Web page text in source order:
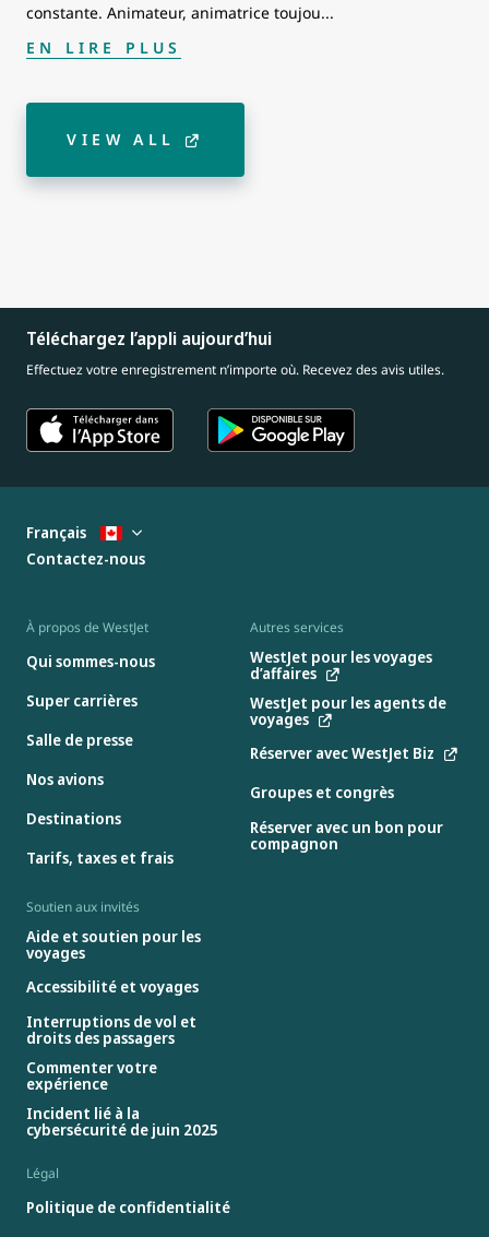
constante. Animateur, animatrice toujou...
EN LIRE PLUS
VIEW ALL
Téléchargez l’appli aujourd’hui
Effectuez votre enregistrement n’importe où. Recevez des avis utiles.
À propos de WestJet
Qui sommes-nous
Super carrières
Salle de presse
Nos avions
Destinations
Tarifs, taxes et frais
Autres services
WestJet pour les voyages
d’affaires
WestJet pour les agents de
voyages
Réserver avec WestJet Biz
Groupes et congrès
Réserver avec un bon pour
compagnon
Soutien aux invités
Aide et soutien pour les
voyages
Accessibilité et voyages
Interruptions de vol et
droits des passagers
Commenter votre
expérience
Incident lié à la
cybersécurité de juin 2025
Légal
Politique de confidentialité
Français
Contactez-nous